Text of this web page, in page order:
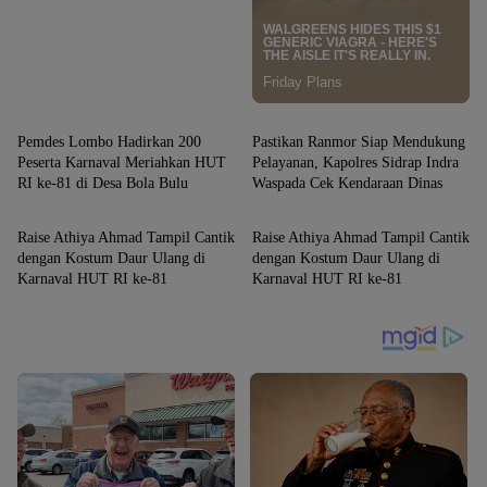
Pemdes Lombo Hadirkan 200
Peserta Karnaval Meriahkan HUT
RI ke-81 di Desa Bola Bulu
SIDRAP
Pastikan Ranmor Siap Mendukung
Pelayanan, Kapolres Sidrap Indra
Waspada Cek Kendaraan Dinas
SIDRAP
Raise Athiya Ahmad Tampil Cantik
dengan Kostum Daur Ulang di
Karnaval HUT RI ke-81
SIDRAP
Raise Athiya Ahmad Tampil Cantik
dengan Kostum Daur Ulang di
Karnaval HUT RI ke-81